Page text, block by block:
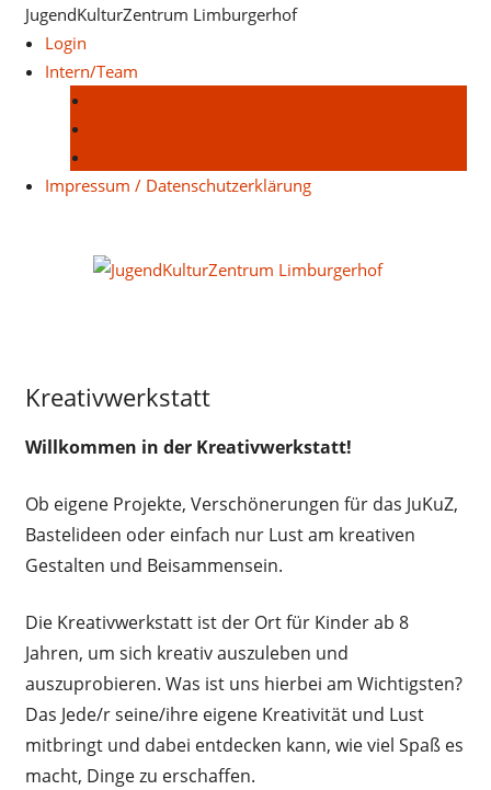
Zum
Inhalt
springen
JugendKulturZentrum Limburgerhof
Login
Intern/Team
Impressum / Datenschutzerklärung
Juz-
Kreativwerkstatt
Willkommen in der Kreativwerkstatt!
Ob eigene Projekte, Verschönerungen für das JuKuZ,
Bastelideen oder einfach nur Lust am kreativen
Gestalten und Beisammensein.
Die Kreativwerkstatt ist der Ort für Kinder ab 8
Jahren, um sich kreativ auszuleben und
auszuprobieren. Was ist uns hierbei am Wichtigsten?
Das Jede/r seine/ihre eigene Kreativität und Lust
mitbringt und dabei entdecken kann, wie viel Spaß es
macht, Dinge zu erschaffen.